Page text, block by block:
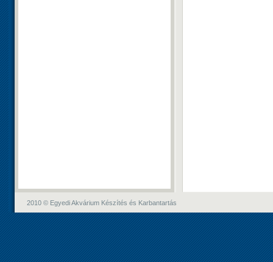
2010 © Egyedi Akvárium Készítés és Karbantartás